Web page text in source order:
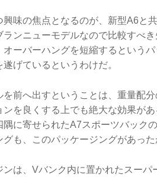
興味の焦点となるのが、新型A6と
ランニューモデルなので比較すべ
オーバーハングを短縮するという
げているというわけだ。
を前へ出すということは、重量配
ンを良くする上でも絶大な効果が
隅に寄せられたA7スポーツバック
も、このパッケージングがあっ
ンは、Vバンク内に置かれたスー